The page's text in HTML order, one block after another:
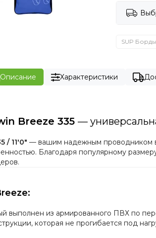
SUP Борды
Описание Характеристики
Breeze 335 —
/ 11'0" — вашим надежным проводником в
Благодаря популярному
выполнен из армированного ПВХ по
которая не прогибается под